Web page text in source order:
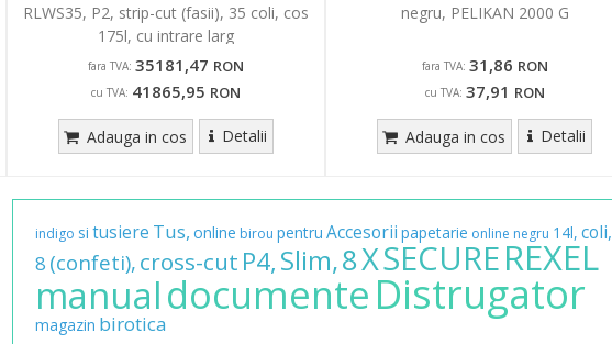
RLWS35, P2, strip-cut (fasii), 35 coli, cos
175l, cu intrare larg
fara TVA: 35181,47 RON
cu TVA: 41865,95 RON
Adauga in cos Detalii
negru, PELIKAN 2000 G
fara TVA: 31,86 RON
cu TVA: 37,91 RON
Adauga in cos Detalii
indigo si tusiere Tus, online birou pentru Accesorii papetarie online negru 14l, coli,
8 (confeti),cross-cut P4,Slim,8XSECUREREXEL
manualdocumenteDistrugator
magazin birotica